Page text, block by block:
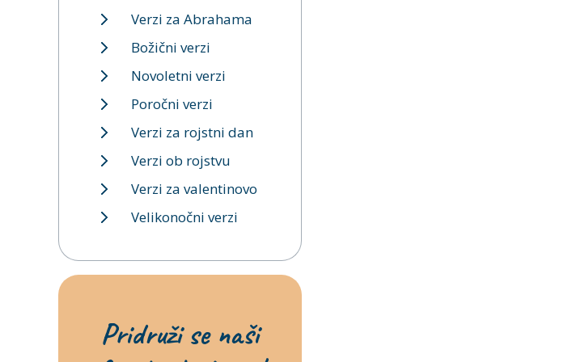
Verzi za Abrahama
Božični verzi
Novoletni verzi
Poročni verzi
Verzi za rojstni dan
Verzi ob rojstvu
Verzi za valentinovo
Velikonočni verzi
Pridruži se naši